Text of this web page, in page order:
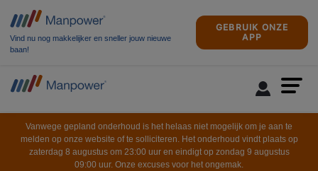
Vind nu nog makkelijker en sneller jouw nieuwe
baan!
GEBRUIK ONZE
APP
Vanwege gepland onderhoud is het helaas niet mogelijk om je aan te
melden op onze website of te solliciteren. Het onderhoud vindt plaats op
zaterdag 8 augustus om 23:00 uur en eindigt op zondag 9 augustus
09:00 uur. Onze excuses voor het ongemak.